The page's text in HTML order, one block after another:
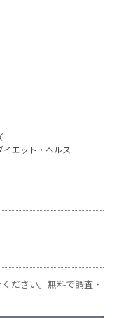
イエット・ヘルス
ださい。無料で調査・